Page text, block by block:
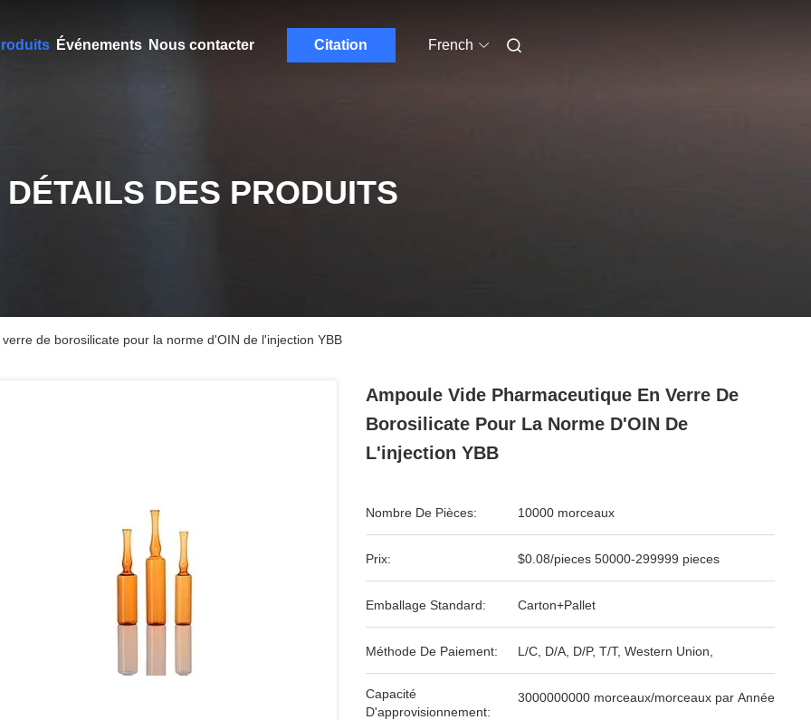
Événements Nous contacter Citation French
DÉTAILS DES PRODUITS
de borosilicate pour la norme d'OIN de l'injection YBB
Ampoule Vide Pharmaceutique En Verre De
Borosilicate Pour La Norme D'OIN De
L'injection YBB
Nombre De Pièces: 10000 morceaux
Prix: $0.08/pieces 50000-299999 pieces
Emballage Standard: Carton+Pallet
Méthode De Paiement: L/C, D/A, D/P, T/T, Western Union,
Capacité
D'approvisionnement:
3000000000 morceaux/morceaux par Année